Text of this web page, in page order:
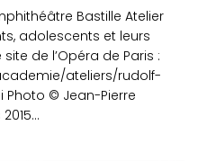
Bastille Atelier
adolescents et leurs
de l’Opéra de Paris :
ateliers/rudolf-
© Jean-Pierre